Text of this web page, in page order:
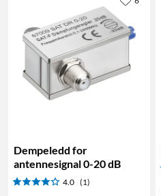
Dempeledd for
antennesignal 0-20 dB
4.0 (1)